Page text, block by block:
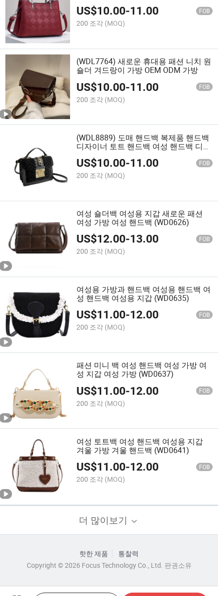
US$10.00-11.00 FOB
200 조각 (MOQ)
(WDL7764) 새로운 휴대용 패션 니치 원
숄더 겨드랑이 가방 OEM ODM 가방
US$10.00-11.00 FOB
200 조각 (MOQ)
(WDL8889) 도매 핸드백 복제품 핸드백
디자이너 토트 핸드백 여성 핸드백 디자
이너 핸드백 OEM/ODM 핸드백
US$10.00-11.00 FOB
200 조각 (MOQ)
여성 숄더백 여성용 지갑 새로운 패션
여성 가방 여성 핸드백 (WD0626)
US$12.00-13.00 FOB
200 조각 (MOQ)
여성용 가방과 핸드백 여성용 핸드백 여
성 핸드백 여성용 지갑 (WD0635)
US$11.00-12.00 FOB
200 조각 (MOQ)
패션 미니 백 여성 핸드백 여성 가방 여
성 지갑 여성 가방 (WD0637)
US$11.00-12.00 FOB
200 조각 (MOQ)
여성 토트백 여성 핸드백 여성용 지갑
겨울 가방 겨울 핸드백 (WD0641)
US$11.00-12.00 FOB
200 조각 (MOQ)
더 많이보기
핫한 제품
통찰력
Copyright © 2026 Focus Technology Co., Ltd. 판권소유